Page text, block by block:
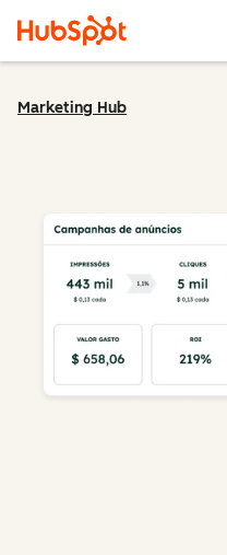
Marketing Hub